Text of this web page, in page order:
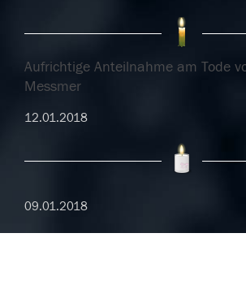
Aufrichtige Anteilnahme am Tode
Messmer
12.01.2018
09.01.2018